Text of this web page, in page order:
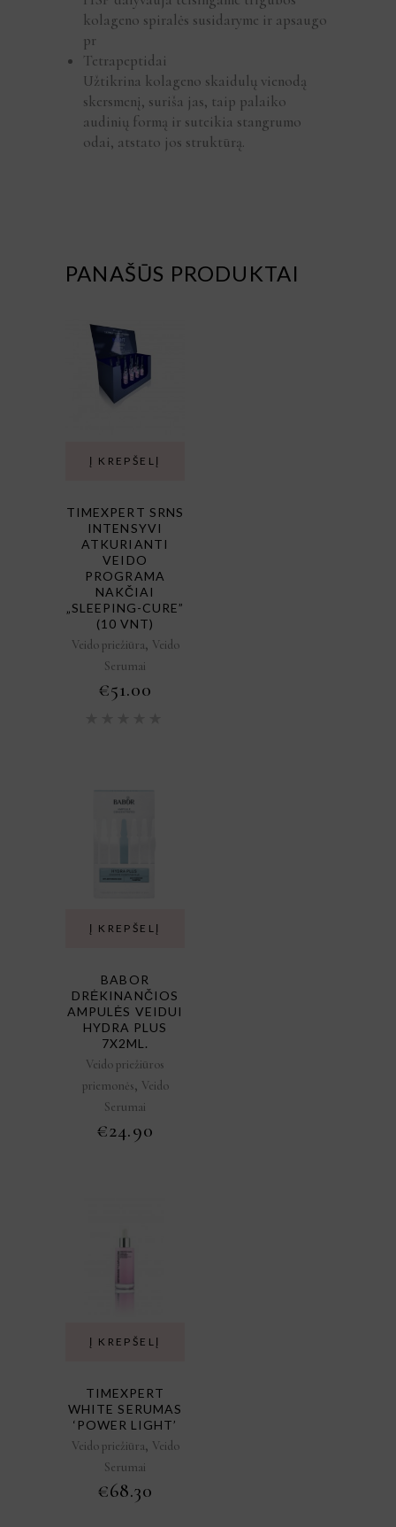
kolageno spiralės susidaryme ir apsaugo
pr
Tetrapeptidai
Užtikrina kolageno skaidulų vienodą
skersmenį, suriša jas, taip palaiko
audinių formą ir suteikia stangrumo
odai, atstato jos struktūrą.
PANAŠŪS PRODUKTAI
Į KREPŠELĮ
TIMEXPERT SRNS
INTENSYVI
ATKURIANTI
VEIDO
PROGRAMA
NAKČIAI
„SLEEPING-CURE”
(10 VNT)
Veido priežiūra, Veido
Serumai
€51.00
Į KREPŠELĮ
BABOR
DRĖKINANČIOS
AMPULĖS VEIDUI
HYDRA PLUS
7X2ML.
Veido priežiūros
priemonės, Veido
Serumai
€24.90
Į KREPŠELĮ
TIMEXPERT
WHITE SERUMAS
‘POWER LIGHT’
Veido priežiūra, Veido
Serumai
€68.30